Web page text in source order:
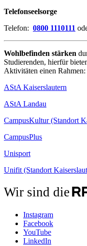
Telefonseelsorge
Telefon: 0800 1110111
Wohlbefinden stärken
Studierenden, hierfür
Aktivitäten einen Rahmen:
AStA Kaiserslautern
AStA Landau
CampusKultur (Standort
CampusPlus
Unisport
Unifit (Standort
Wir sind die
Instagram
Facebook
YouTube
LinkedIn